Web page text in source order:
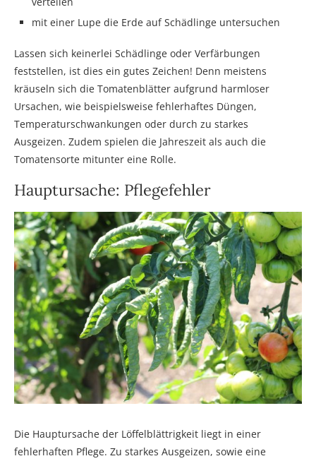
mit einer Lupe die Erde auf Schädlinge untersuchen
Lassen sich keinerlei Schädlinge oder Verfärbungen
feststellen, ist dies ein gutes Zeichen! Denn meistens
kräuseln sich die Tomatenblätter aufgrund harmloser
Ursachen, wie beispielsweise fehlerhaftes Düngen,
Temperaturschwankungen oder durch zu starkes
Ausgeizen. Zudem spielen die Jahreszeit als auch die
Tomatensorte mitunter eine Rolle.
Hauptursache: Pflegefehler
Die Hauptursache der Löffelblättrigkeit liegt in einer
fehlerhaften Pflege. Zu starkes Ausgeizen, sowie eine